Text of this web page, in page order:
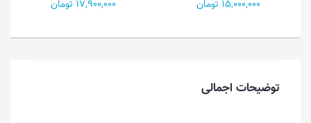
15,000,000 تومان
17,900,000 تومان
توضیحات اجمالی